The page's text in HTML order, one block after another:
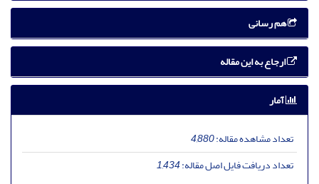
هم رسانی
ارجاع به این مقاله
آمار
تعداد مشاهده مقاله:4,880
تعداد دریافت فایل اصل مقاله:1,434